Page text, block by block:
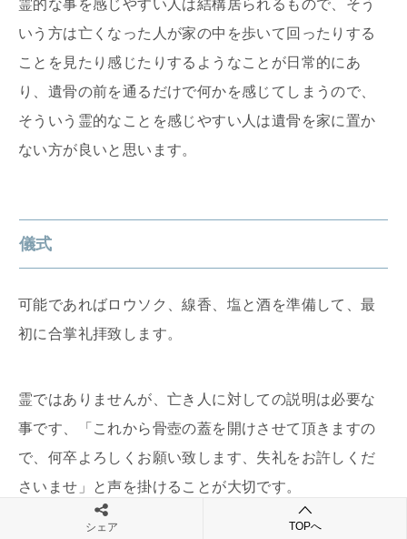
霊的な事を感じやすい人は結構居られるもので、そう
いう方は亡くなった人が家の中を歩いて回ったりする
ことを見たり感じたりするようなことが日常的にあ
り、遺骨の前を通るだけで何かを感じてしまうので、
そういう霊的なことを感じやすい人は遺骨を家に置か
ない方が良いと思います。
儀式
可能であればロウソク、線香、塩と酒を準備して、最
初に合掌礼拝致します。
霊ではありませんが、亡き人に対しての説明は必要な
事です、「これから骨壺の蓋を開けさせて頂きますの
で、何卒よろしくお願い致します、失礼をお許しくだ
さいませ」と声を掛けることが大切です。
シェア TOPへ